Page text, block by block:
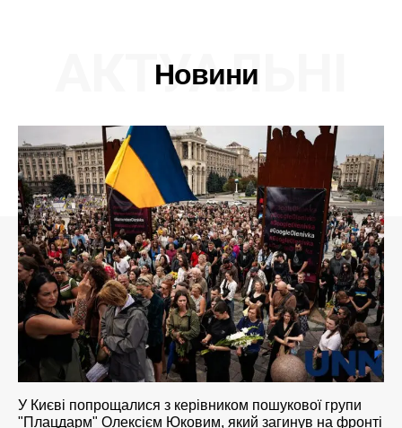
Новини
АКТУАЛЬНІ
У Києві попрощалися з керівником пошукової групи
"Плацдарм" Олексієм Юковим, який загинув на фронті